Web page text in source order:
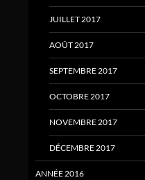
JUILLET 2017
AOÛT 2017
SEPTEMBRE 2017
OCTOBRE 2017
NOVEMBRE 2017
DÉCEMBRE 2017
ANNÉE 2016